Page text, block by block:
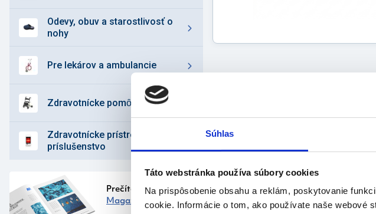
Súhlas
Táto webstránka používa súbory cookies
Na prispôsobenie obsahu a reklám, poskytovanie
cookie. Informácie o tom, ako používate naše webové
odevy, obuv a starostlivosť o
nohy
pre lekárov a ambulancie
zdravotnícke pomȏcky
zdravotnícke prístroje a
príslušenstvo
Prečítajte si náš
Magazín
Popis
produktu
Vlastnosti: